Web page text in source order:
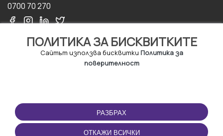
ПОЛИТИКА ЗА БИСКВИТКИТЕ
Сайтът използва бисквитки Политика за
поверителност
РАЗБРАХ
ОТКАЖИ ВСИЧКИ
0700 70 270
ПОЛЗВАНЕ
Правила и условия за
ползване
ПРИЛОЖЕНИЕТО